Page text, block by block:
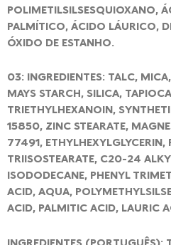
POLIMETILSILSESQUIOXANO,
PALMÍTICO, ÁCIDO LÁURICO,
ÓXIDO DE ESTANHO.
03: INGREDIENTES: TALC,
MAYS STARCH, SILICA,
TRIETHYLHEXANOIN,
15850, ZINC STEARATE,
77491, ETHYLHEXYLGLYCERIN,
TRIISOSTEARATE, C20-24
ISODODECANE, PHENYL
ACID, AQUA,
ACID, PALMITIC ACID, LAURIC
INGREDIENTES (PORTUGUÊS):